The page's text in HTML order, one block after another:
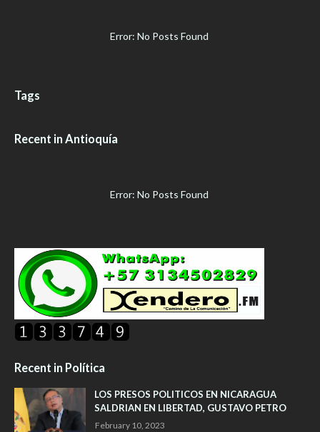
Error: No Posts Found
Tags
Recent in Antioquía
Error: No Posts Found
Recent in Política
LOS PRESOS POLITICOS EN NICARAGUA
SALDRIAN EN LIBERTAD, GUSTAVO PETRO
February 10, 2023